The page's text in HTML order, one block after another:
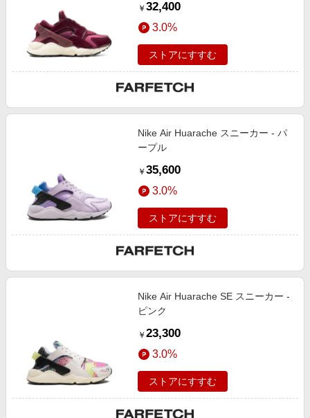
￥ 32,400
3.0%
ストアにすすむ
Nike Air Huarache スニーカー - パ
ープル
￥ 35,600
3.0%
ストアにすすむ
Nike Air Huarache SE スニーカー -
ピンク
￥ 23,300
3.0%
ストアにすすむ